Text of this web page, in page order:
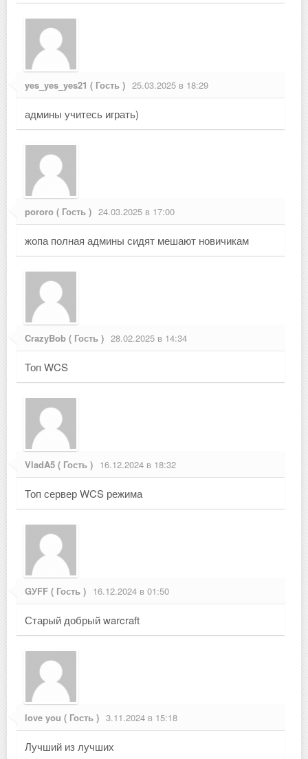
yes_yes_yes21 ( Гость ) 25.03.2025 в 18:29
админы учитесь играть)
pororo ( Гость ) 24.03.2025 в 17:00
жопа полная админы сидят мешают новичикам
CrazyBob ( Гость ) 28.02.2025 в 14:34
Топ WCS
VladA5 ( Гость ) 16.12.2024 в 18:32
Топ сервер WCS режима
GУFF ( Гость ) 16.12.2024 в 01:50
Старый добрый warcraft
love you ( Гость ) 3.11.2024 в 15:18
Лучший из лучших